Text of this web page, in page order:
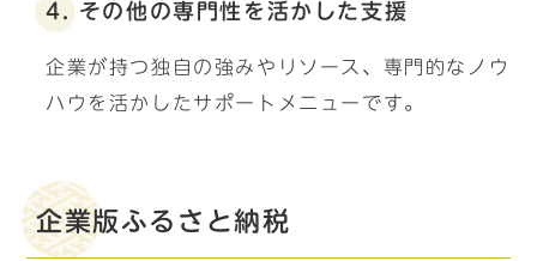
4. その他の専門性を活かした支援
企業が持つ独自の強みやリソース、専門的なノウ
ハウを活かしたサポートメニューです。
企業版ふるさと納税